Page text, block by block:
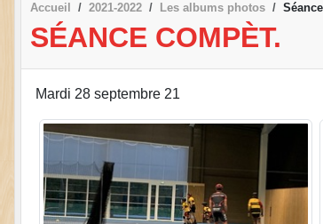
Accueil 2021-2022 Les albums photos
SÉANCE COMPÈT.
Mardi 28 septembre 21